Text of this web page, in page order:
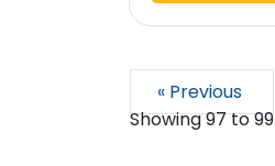
« Previous
Showing97to99